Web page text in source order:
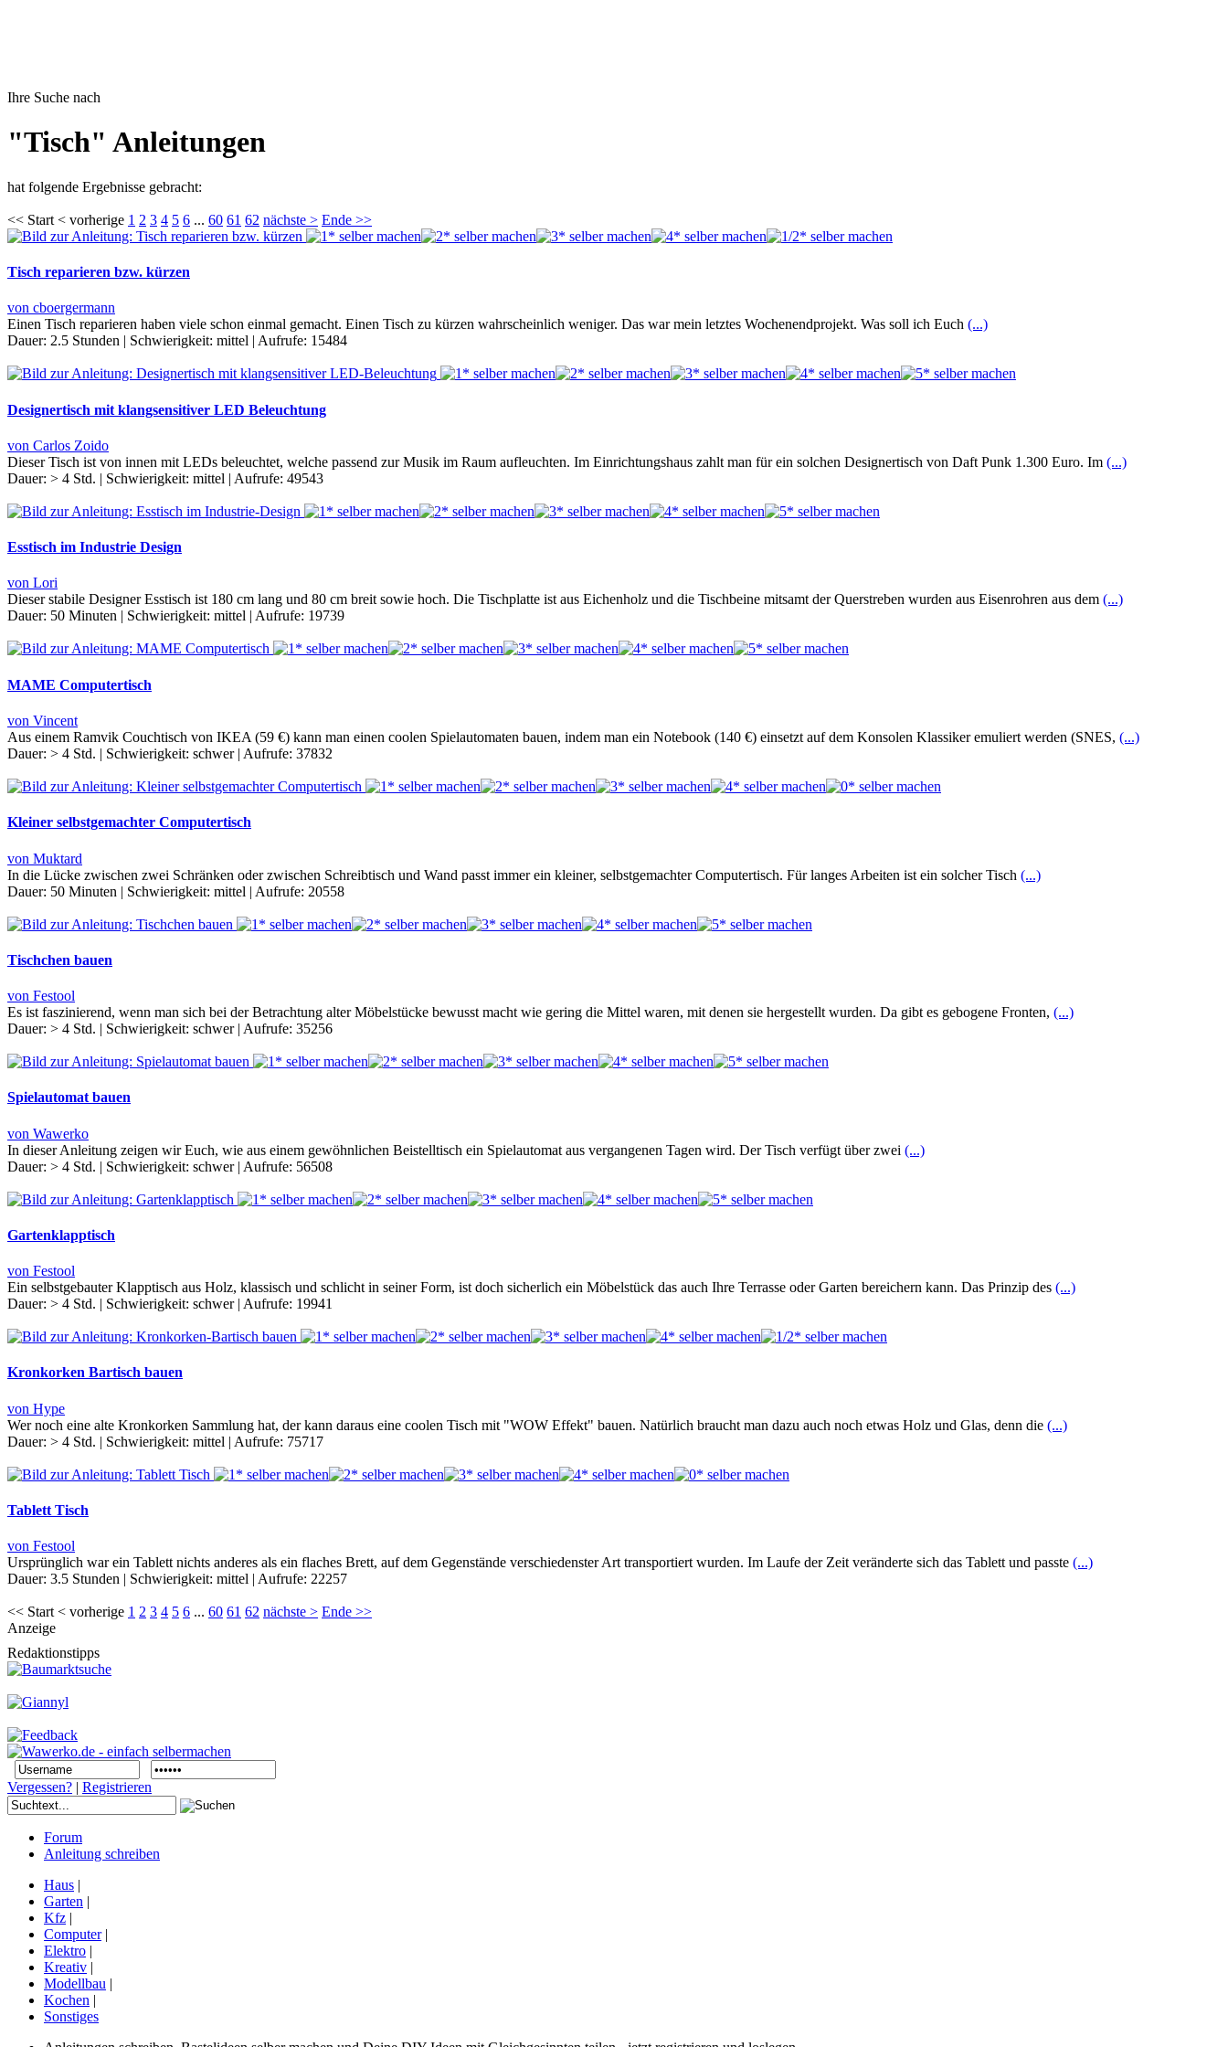
Ihre Suche nach
"Tisch" Anleitungen
hat folgende Ergebnisse gebracht:
<< Start < vorherige 1 2 3 4 5 6 ... 60 61 62 nächste > Ende >>
Tisch reparieren bzw. kürzen
von cboergermann
Einen Tisch reparieren haben viele schon einmal gemacht. Einen Tisch zu kürzen wahrscheinlich weniger. Das war mein letztes Wochenendprojekt. Was soll ich Euch (...)
Dauer: 2.5 Stunden | Schwierigkeit: mittel | Aufrufe: 15484
Designertisch mit klangsensitiver LED Beleuchtung
von Carlos Zoido
Dieser Tisch ist von innen mit LEDs beleuchtet, welche passend zur Musik im Raum aufleuchten. Im Einrichtungshaus zahlt man für ein solchen Designertisch von Daft Punk 1.300 Euro. Im (...)
Dauer: > 4 Std. | Schwierigkeit: mittel | Aufrufe: 49543
Esstisch im Industrie Design
von Lori
Dieser stabile Designer Esstisch ist 180 cm lang und 80 cm breit sowie hoch. Die Tischplatte ist aus Eichenholz und die Tischbeine mitsamt der Querstreben wurden aus Eisenrohren aus dem (...)
Dauer: 50 Minuten Schwierigkeit: mittel Aufrufe: 19739
MAME Computertisch
von Vincent
Aus einem Ramvik Couchtisch von IKEA (59 €) kann man einen coolen Spielautomaten bauen, indem man ein Notebook (140 €) einsetzt auf dem Konsolen Klassiker emuliert werden (SNES, (...)
Dauer: > 4 Std. | Schwierigkeit: schwer | Aufrufe: 37832
Kleiner selbstgemachter Computertisch
von Muktard
In die Lücke zwischen zwei Schränken oder zwischen Schreibtisch und Wand passt immer ein kleiner, selbstgemachter Computertisch. Für langes Arbeiten ist ein solcher Tisch (...)
Dauer: 50 Minuten | Schwierigkeit: mittel | Aufrufe: 20558
Tischchen bauen
von Festool
Es ist faszinierend, wenn man sich bei der Betrachtung alter Möbelstücke bewusst macht wie gering die Mittel waren, mit denen sie hergestellt wurden. Da gibt es gebogene Fronten, (...)
Dauer: > 4 Std. | Schwierigkeit: schwer | Aufrufe: 35256
Spielautomat bauen
von Wawerko
In dieser Anleitung zeigen wir Euch, wie aus einem gewöhnlichen Beistelltisch ein Spielautomat aus vergangenen Tagen wird. Der Tisch verfügt über zwei (...)
Dauer: > 4 Std. | Schwierigkeit: schwer | Aufrufe: 56508
Gartenklapptisch
von Festool
Ein selbstgebauter Klapptisch aus Holz, klassisch und schlicht in seiner Form, ist doch sicherlich ein Möbelstück das auch Ihre Terrasse oder Garten bereichern kann. Das Prinzip des (...)
Dauer: > 4 Std. | Schwierigkeit: schwer | Aufrufe: 19941
Kronkorken Bartisch bauen
von Hype
Wer noch eine alte Kronkorken Sammlung hat, der kann daraus eine coolen Tisch mit "WOW Effekt" bauen. Natürlich braucht man dazu auch noch etwas Holz und Glas, denn die (...)
Dauer: > 4 Std. | Schwierigkeit: mittel | Aufrufe: 75717
Tablett Tisch
von Festool
Ursprünglich war ein Tablett nichts anderes als ein flaches Brett, auf dem Gegenstände verschiedenster Art transportiert wurden. Im Laufe der Zeit veränderte sich das Tablett und passte (...)
Dauer: 3.5 Stunden | Schwierigkeit: mittel | Aufrufe: 22257
<< Start < vorherige 1 2 3 4 5 6 ... 60 61 62 nächste > Ende >>
Anzeige
Redaktionstipps
Vergessen? | Registrieren
Forum
Anleitung schreiben
Haus |
Garten |
Kfz |
Computer|
Elektro |
Kreativ |
Modellbau |
Kochen |
Sonstiges